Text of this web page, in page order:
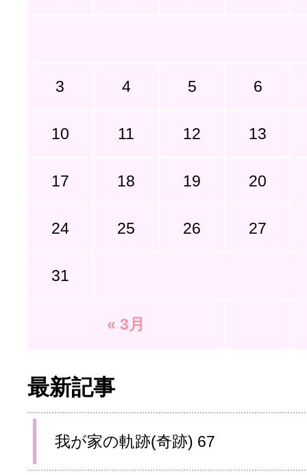
« 3月
3 4 5 6
10 11 12 13
17 18 19 20
24 25 26 27
31
最新記事
我が家の軌跡(奇跡) 67